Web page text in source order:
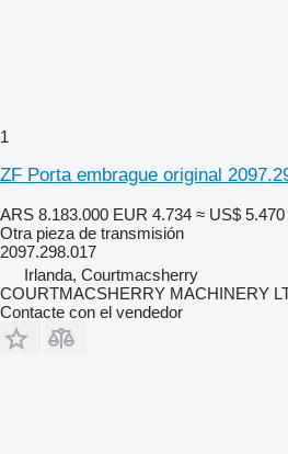
1
ZF Porta embrague original
ARS 8.183.000 EUR 4.734 ≈ US$ 5.470
Otra pieza de transmisión
2097.298.017
Irlanda, Courtmacsherry
COURTMACSHERRY MACHINERY
Contacte con el vendedor